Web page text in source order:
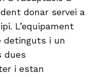
donar servei a
L’equipament
detinguts i un
dues
i estan